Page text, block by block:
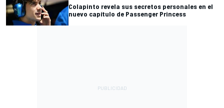
Colapinto revela sus secretos personales en el
nuevo capítulo de Passenger Princess